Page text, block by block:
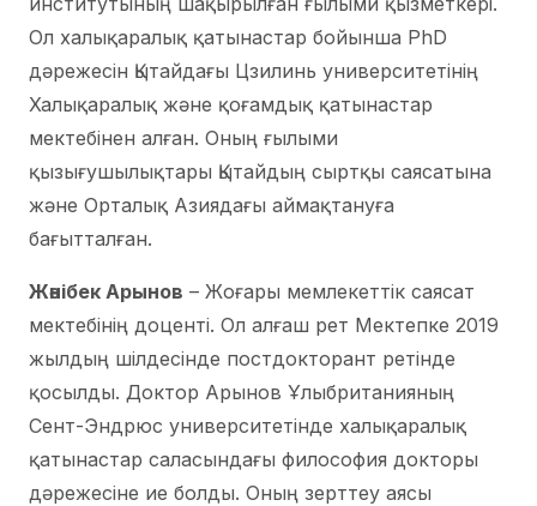
Ол халықаралық қатынастар бойынша PhD
дәрежесін Қытайдағы Цзилинь университетінің
Халықаралық және қоғамдық қатынастар
мектебінен алған. Оның ғылыми
қызығушылықтары Қытайдың сыртқы саясатына
және Орталық Азиядағы аймақтануға
бағытталған.
Жәнібек Арынов – Жоғары мемлекеттік саясат
мектебінің доценті. Ол алғаш рет Мектепке 2019
жылдың шілдесінде постдокторант ретінде
қосылды. Доктор Арынов Ұлыбританияның
Сент-Эндрюс университетінде халықаралық
қатынастар саласындағы философия докторы
дәрежесіне ие болды. Оның зерттеу аясы